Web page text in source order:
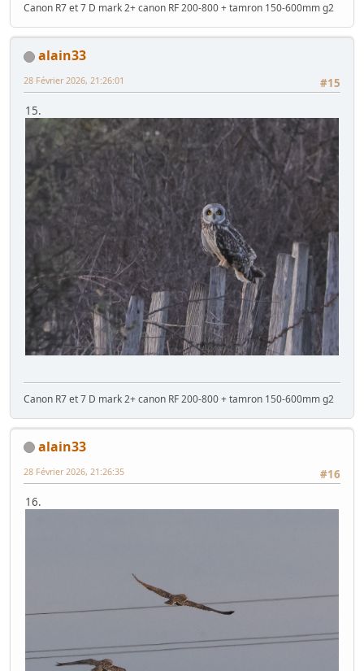
Canon R7 et 7 D mark 2+ canon RF 200-800 + tamron 150-600mm g2
alain33
#15
28 Février 2026, 21:26:01
15.
Canon R7 et 7 D mark 2+ canon RF 200-800 + tamron 150-600mm g2
alain33
#16
28 Février 2026, 21:26:35
16.